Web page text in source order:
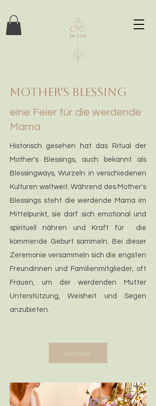
mother's blessing
eine Feier für die werdende
Mama
Historisch gesehen hat das Ritual der
Mother's Blessings, auch bekannt als
Blessingways, Wurzeln in verschiedenen
Kulturen weltweit. Während des Mother's
Blessings steht die werdende Mama im
Mittelpunkt, sie darf sich emotional und
spirituell nähren und Kraft für die
kommende Geburt sammeln. Bei dieser
Zeremonie versammeln sich die engsten
Freundinnen und Familienmitglieder, oft
Frauen, um der werdenden Mutter
Unterstützung, Weisheit und Segen
anzubieten.
kontakt